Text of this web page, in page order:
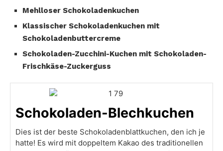
Mehlloser Schokoladenkuchen
Klassischer Schokoladenkuchen mit
Schokoladenbuttercreme
Schokoladen-Zucchini-Kuchen mit Schokoladen-
Frischkäse-Zuckerguss
Schokoladen-Blechkuchen
Dies ist der beste Schokoladenblattkuchen, den ich je
hatte! Es wird mit doppeltem Kakao des traditionellen